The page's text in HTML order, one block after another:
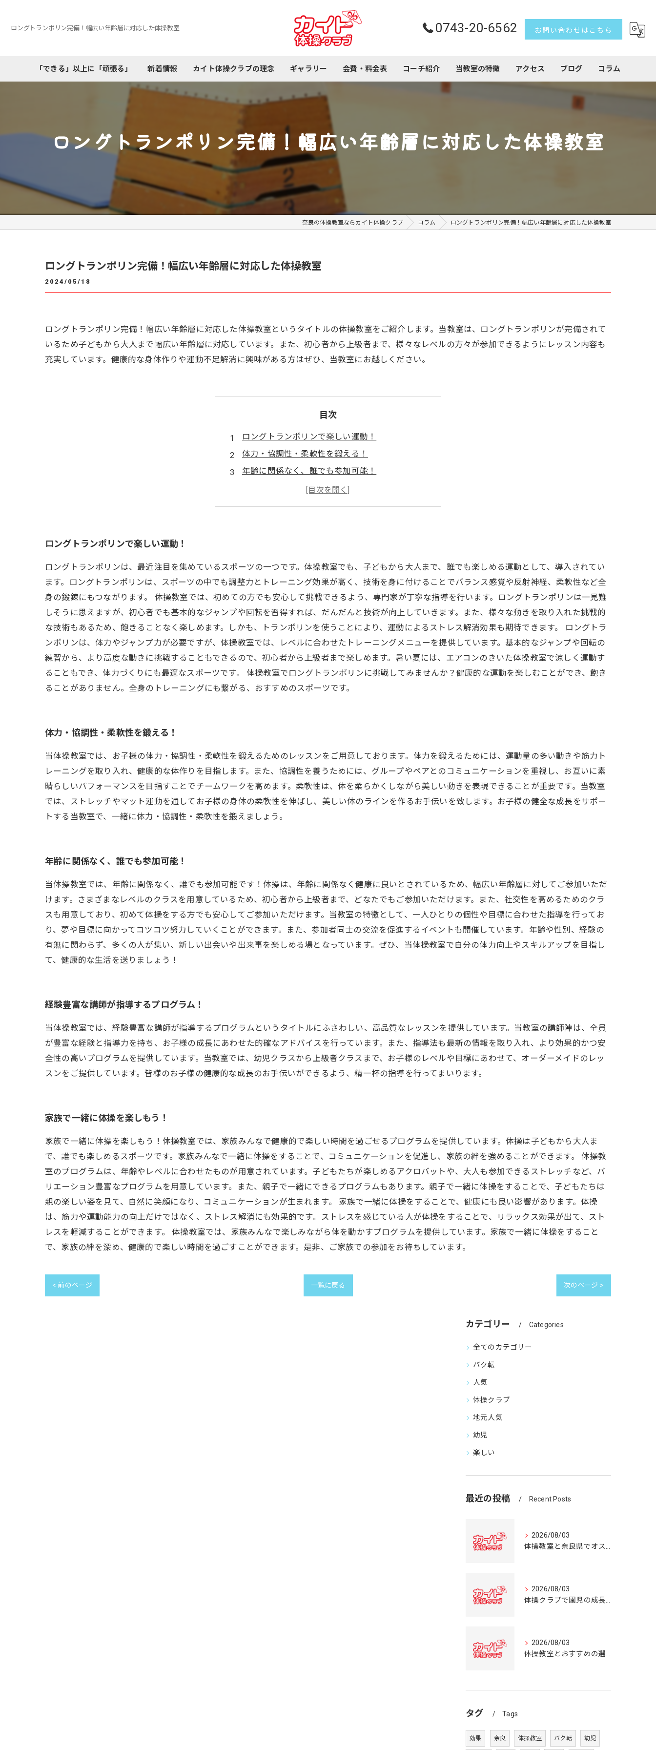
ロングトランポリン完備！幅広い年齢層に対応した体操教室 0743-20-6562 お問い合わせはこちら
「できる」以上に「頑張る」 新着情報 カイト体操クラブの理念 ギャラリー 会費・料金表 コーチ紹介 当教室の特徴
トランポリン
アクセス ブログ コラム
ロングトランポリン完備！幅広い年齢層に対応した体操教室
奈良の体操教室ならカイト体操クラブ コラム ロングトランポリン完備！幅広い年齢層に対応した体操教室
ロングトランポリン完備！幅広い年齢層に対応した体操教室
2024/05/18
ロングトランポリン完備！幅広い年齢層に対応した体操教室というタイトルの体操教室をご紹介します。当教室は、ロングトランポリンが完備されて
いるため子どもから大人まで幅広い年齢層に対応しています。また、初心者から上級者まで、様々なレベルの方々が参加できるようにレッスン内容も
充実しています。健康的な身体作りや運動不足解消に興味がある方はぜひ、当教室にお越しください。
目次
ロングトランポリンで楽しい運動！
体力・協調性・柔軟性を鍛える！
年齢に関係なく、誰でも参加可能！
経験豊富な講師が指導するプログラム！
家族で一緒に体操を楽しもう！
ロングトランポリンで楽しい運動！
ロングトランポリンは、最近注目を集めているスポーツの一つです。体操教室でも、子どもから大人まで、誰でも楽しめる運動として、導入されてい
ます。ロングトランポリンは、スポーツの中でも調整力とトレーニング効果が高く、技術を身に付けることでバランス感覚や反射神経、柔軟性など全
身の鍛錬にもつながります。 体操教室では、初めての方でも安心して挑戦できるよう、専門家が丁寧な指導を行います。ロングトランポリンは一見難
しそうに思えますが、初心者でも基本的なジャンプや回転を習得すれば、だんだんと技術が向上していきます。また、様々な動きを取り入れた挑戦的
な技術もあるため、飽きることなく楽しめます。しかも、トランポリンを使うことにより、運動によるストレス解消効果も期待できます。 ロングトラ
ンポリンは、体力やジャンプ力が必要ですが、体操教室では、レベルに合わせたトレーニングメニューを提供しています。基本的なジャンプや回転の
練習から、より高度な動きに挑戦することもできるので、初心者から上級者まで楽しめます。暑い夏には、エアコンのきいた体操教室で涼しく運動す
ることもでき、体力づくりにも最適なスポーツです。 体操教室でロングトランポリンに挑戦してみませんか？健康的な運動を楽しむことができ、飽き
ることがありません。全身のトレーニングにも繋がる、おすすめのスポーツです。
体力・協調性・柔軟性を鍛える！
当体操教室では、お子様の体力・協調性・柔軟性を鍛えるためのレッスンをご用意しております。体力を鍛えるためには、運動量の多い動きや筋力ト
レーニングを取り入れ、健康的な体作りを目指します。また、協調性を養うためには、グループやペアとのコミュニケーションを重視し、お互いに素
晴らしいパフォーマンスを目指すことでチームワークを高めます。柔軟性は、体を柔らかくしながら美しい動きを表現できることが重要です。当教室
では、ストレッチやマット運動を通してお子様の身体の柔軟性を伸ばし、美しい体のラインを作るお手伝いを致します。お子様の健全な成長をサポー
トする当教室で、一緒に体力・協調性・柔軟性を鍛えましょう。
年齢に関係なく、誰でも参加可能！
当体操教室では、年齢に関係なく、誰でも参加可能です！体操は、年齢に関係なく健康に良いとされているため、幅広い年齢層に対してご参加いただ
けます。さまざまなレベルのクラスを用意しているため、初心者から上級者まで、どなたでもご参加いただけます。また、社交性を高めるためのクラ
スも用意しており、初めて体操をする方でも安心してご参加いただけます。当教室の特徴として、一人ひとりの個性や目標に合わせた指導を行ってお
り、夢や目標に向かってコツコツ努力していくことができます。また、参加者同士の交流を促進するイベントも開催しています。年齢や性別、経験の
有無に関わらず、多くの人が集い、新しい出会いや出来事を楽しめる場となっています。ぜひ、当体操教室で自分の体力向上やスキルアップを目指し
て、健康的な生活を送りましょう！
経験豊富な講師が指導するプログラム！
当体操教室では、経験豊富な講師が指導するプログラムというタイトルにふさわしい、高品質なレッスンを提供しています。当教室の講師陣は、全員
が豊富な経験と指導力を持ち、お子様の成長にあわせた的確なアドバイスを行っています。また、指導法も最新の情報を取り入れ、より効果的かつ安
全性の高いプログラムを提供しています。当教室では、幼児クラスから上級者クラスまで、お子様のレベルや目標にあわせて、オーダーメイドのレッ
スンをご提供しています。皆様のお子様の健康的な成長のお手伝いができるよう、精一杯の指導を行ってまいります。
家族で一緒に体操を楽しもう！
家族で一緒に体操を楽しもう！体操教室では、家族みんなで健康的で楽しい時間を過ごせるプログラムを提供しています。体操は子どもから大人ま
で、誰でも楽しめるスポーツです。家族みんなで一緒に体操をすることで、コミュニケーションを促進し、家族の絆を強めることができます。 体操教
室のプログラムは、年齢やレベルに合わせたものが用意されています。子どもたちが楽しめるアクロバットや、大人も参加できるストレッチなど、バ
リエーション豊富なプログラムを用意しています。また、親子で一緒にできるプログラムもあります。親子で一緒に体操をすることで、子どもたちは
親の楽しい姿を見て、自然に笑顔になり、コミュニケーションが生まれます。 家族で一緒に体操をすることで、健康にも良い影響があります。体操
は、筋力や運動能力の向上だけではなく、ストレス解消にも効果的です。ストレスを感じている人が体操をすることで、リラックス効果が出て、スト
レスを軽減することができます。 体操教室では、家族みんなで楽しみながら体を動かすプログラムを提供しています。家族で一緒に体操をすること
で、家族の絆を深め、健康的で楽しい時間を過ごすことができます。是非、ご家族での参加をお待ちしています。
< 前のページ 一覧に戻る 次のページ >
カテゴリー Categories
全てのカテゴリー
バク転
人気
体操クラブ
地元人気
幼児
楽しい
最近の投稿 Recent Posts
2026/08/03
体操教室と奈良県でオススメの体操クラブ選び方ガイド
2026/08/03
体操クラブで園児の成長を育む奈良県の体操教室選びガイド
2026/08/03
体操教室とおすすめの選び方を奈良県の体操クラブ事情から詳しく解説
タグ Tags
効果 奈良 体操教室 バク転 幼児